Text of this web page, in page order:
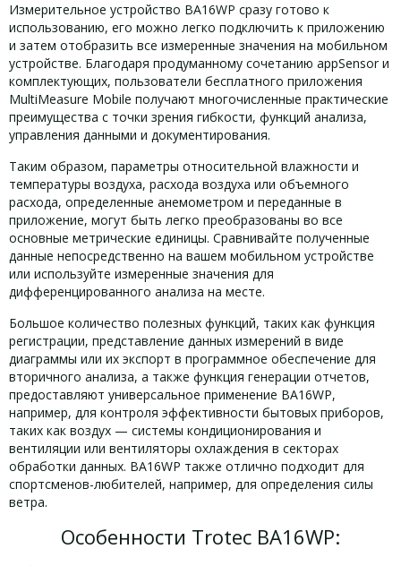
Измерительное устройство BA16WP сразу готово к
использованию, его можно легко подключить к приложению
и затем отобразить все измеренные значения на мобильном
устройстве. Благодаря продуманному сочетанию appSensor и
комплектующих, пользователи бесплатного приложения
MultiMeasure Mobile получают многочисленные практические
преимущества с точки зрения гибкости, функций анализа,
управления данными и документирования.
Таким образом, параметры относительной влажности и
температуры воздуха, расхода воздуха или объемного
расхода, определенные анемометром и переданные в
приложение, могут быть легко преобразованы во все
основные метрические единицы. Сравнивайте полученные
данные непосредственно на вашем мобильном устройстве
или используйте измеренные значения для
дифференцированного анализа на месте.
Большое количество полезных функций, таких как функция
регистрации, представление данных измерений в виде
диаграммы или их экспорт в программное обеспечение для
вторичного анализа, а также функция генерации отчетов,
предоставляют универсальное применение BA16WP,
например, для контроля эффективности бытовых приборов,
таких как воздух — системы кондиционирования и
вентиляции или вентиляторы охлаждения в секторах
обработки данных. BA16WP также отлично подходит для
спортсменов-любителей, например, для определения силы
ветра.
Особенности Trotec BA16WP: